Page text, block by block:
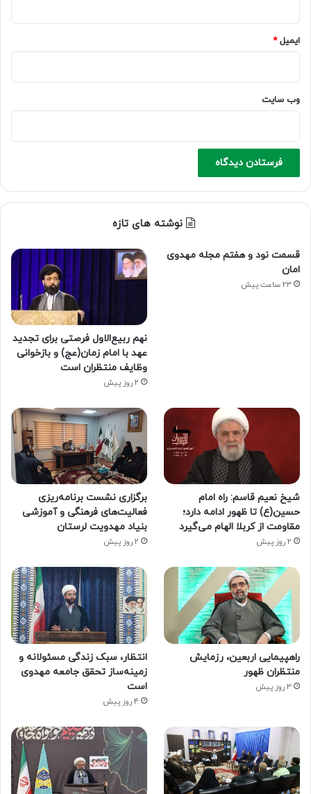
ایمیل*
وب‌ سایت
نوشته های تازه
قسمت نود و هفتم مجله مهدوی
امان
23 ساعت پیش
نهم ربیع‌الاول فرصتی برای تجدید
عهد با امام زمان(عج) و بازخوانی
وظایف منتظران است
2 روز پیش
شیخ نعیم قاسم: راه امام
حسین(ع) تا ظهور ادامه دارد؛
مقاومت از کربلا الهام می‌گیرد
2 روز پیش
برگزاری نشست برنامه‌ریزی
فعالیت‌های فرهنگی و آموزشی
بنیاد مهدویت لرستان
2 روز پیش
راهپیمایی اربعین، رزمایش
منتظران ظهور
3 روز پیش
انتظار، سبک زندگی مسئولانه و
زمینه‌ساز تحقق جامعه مهدوی
است
4 روز پیش